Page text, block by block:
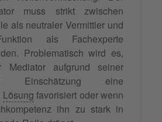
muss strikt zwischen
als neutraler Vermittler und
als Fachexperte
Problematisch wird es,
Mediator aufgrund seiner
Einschätzung eine
Lösung favorisiert oder wenn
ihn zu stark in